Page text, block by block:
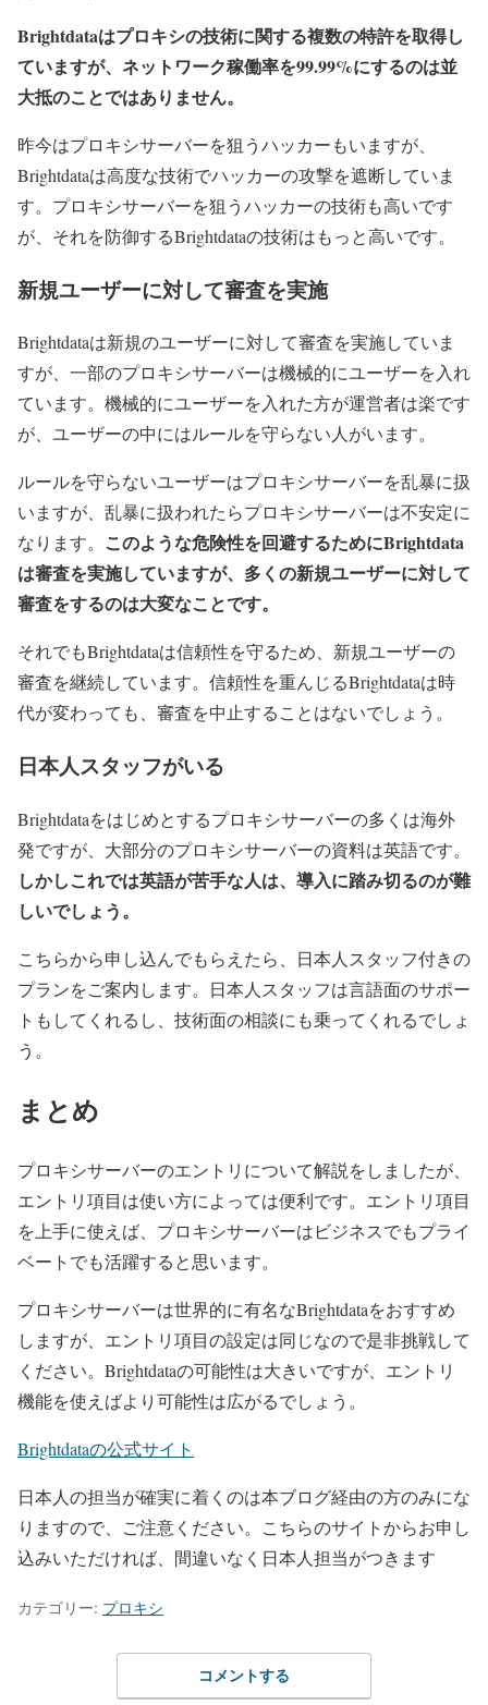
Brightdataはプロキシの技術に関する複数の特許を取得し
ていますが、ネットワーク稼働率を99.99%にするのは並
大抵のことではありません。
昨今はプロキシサーバーを狙うハッカーもいますが、
Brightdataは高度な技術でハッカーの攻撃を遮断していま
す。プロキシサーバーを狙うハッカーの技術も高いです
が、それを防御するBrightdataの技術はもっと高いです。
新規ユーザーに対して審査を実施
Brightdataは新規のユーザーに対して審査を実施していま
すが、一部のプロキシサーバーは機械的にユーザーを入れ
ています。機械的にユーザーを入れた方が運営者は楽です
が、ユーザーの中にはルールを守らない人がいます。
ルールを守らないユーザーはプロキシサーバーを乱暴に扱
いますが、乱暴に扱われたらプロキシサーバーは不安定に
なります。 このような危険性を回避するためにBrightdata
は審査を実施していますが、多くの新規ユーザーに対して
審査をするのは大変なことです。
それでもBrightdataは信頼性を守るため、新規ユーザーの
審査を継続しています。信頼性を重んじるBrightdataは時
代が変わっても、審査を中止することはないでしょう。
日本人スタッフがいる
Brightdataをはじめとするプロキシサーバーの多くは海外
発ですが、大部分のプロキシサーバーの資料は英語です。
しかしこれでは英語が苦手な人は、導入に踏み切るのが難
しいでしょう。
こちらから申し込んでもらえたら、日本人スタッフ付きの
プランをご案内します。日本人スタッフは言語面のサポー
トもしてくれるし、技術面の相談にも乗ってくれるでしょ
う。
まとめ
プロキシサーバーのエントリについて解説をしましたが、
エントリ項目は使い方によっては便利です。エントリ項目
を上手に使えば、プロキシサーバーはビジネスでもプライ
ベートでも活躍すると思います。
プロキシサーバーは世界的に有名なBrightdataをおすすめ
しますが、エントリ項目の設定は同じなので是非挑戦して
ください。Brightdataの可能性は大きいですが、エントリ
機能を使えばより可能性は広がるでしょう。
Brightdataの公式サイト
日本人の担当が確実に着くのは本ブログ経由の方のみにな
りますので、ご注意ください。こちらのサイトからお申し
込みいただければ、間違いなく日本人担当がつきます
カテゴリー: プロキシ
コメントする